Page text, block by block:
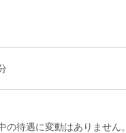
待遇に変動はありません。